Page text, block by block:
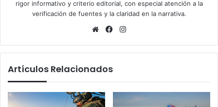
rigor informativo y criterio editorial, con especial atención a la
verificación de fuentes y la claridad en la narrativa.
Sitio
Facebook
Artículos Relacionados